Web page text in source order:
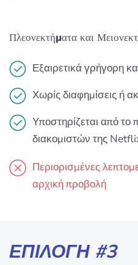
Πλεονεκτήματα και
Εξαιρετικά γρήγορη
Χωρίς διαφημίσεις ή
Υποστηρίζεται από το
διακομιστών της
Περιορισμένες
αρχική προβολή
ΕΠΙΛΟΓΉ #3